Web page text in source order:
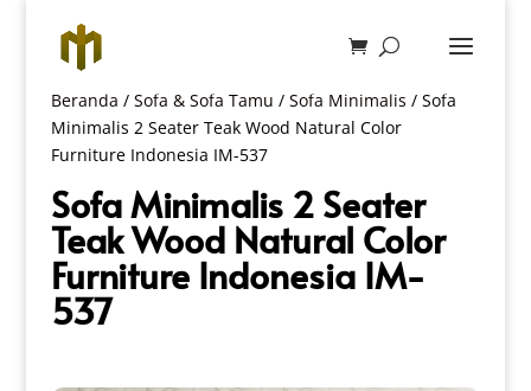
Beranda / Sofa & Sofa Tamu / Sofa Minimalis / Sofa
Minimalis 2 Seater Teak Wood Natural Color
Furniture Indonesia IM-537
Sofa Minimalis 2 Seater
Teak Wood Natural Color
Furniture Indonesia IM-
537